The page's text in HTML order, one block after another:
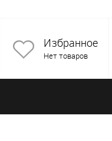
Избранное
Нет товаров